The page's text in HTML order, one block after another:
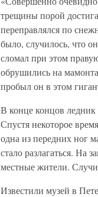
трещины порой
переправлялся по
было, случилось, что
сломал при этом
обрушились на
пробыл он в этом
В конце концов ледник
Спустя некоторое
одна из передних ног
стало разлагаться. На
местные жители.
Известили музей в